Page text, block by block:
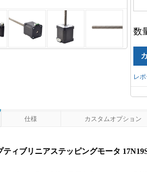
数
レ
仕様 カスタムオプション
ティブリニアステッピングモータ